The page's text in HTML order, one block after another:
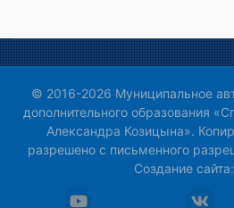
© 2016-2026 Муниципальное
дополнительного образования
Александра Козицына».
разрешено с письменного
Создание сайта: